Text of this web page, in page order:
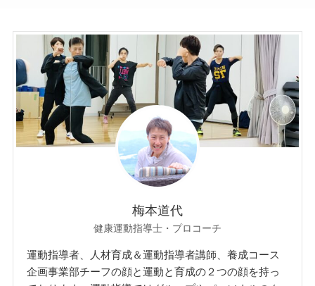
梅本道代
健康運動指導士・プロコーチ
運動指導者、人材育成＆運動指導者講師、養成コース
企画事業部チーフの顔と運動と育成の２つの顔を持っ